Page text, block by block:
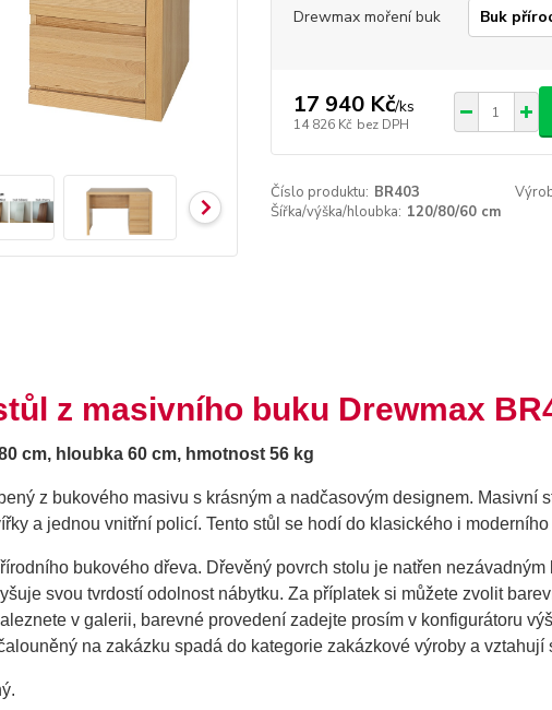
Drewmax moření buk
17 940 Kč/ks
14 826 Kč bez DPH
Číslo produktu: BR403
Šířka/výška/hloubka: 120/80/60 cm
z masivního buku Drewmax
cm, hloubka 60 cm, hmotnost56 kg
z bukového masivu s krásným a nadčasovým designem. Masivní
a jednou vnitřní policí. Tento stůl se hodí do klasického i moderního
bukového dřeva. Dřevěný povrch stolu je natřen nezávadným
svou tvrdostí odolnost nábytku. Za příplatek si můžete zvolit
v galerii, barevné provedení zadejte prosím v konfigurátoru
na zakázku spadá do kategorie zakázkové výroby a vztahují